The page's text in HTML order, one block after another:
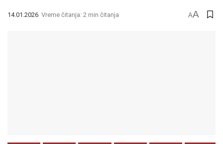
14.01.2026 Vreme čitanja: 2 min čitanja AA